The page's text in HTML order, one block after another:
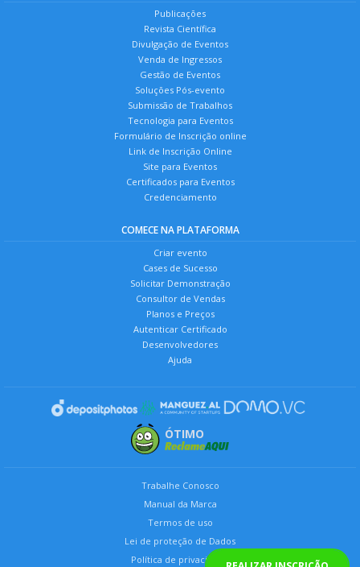
Publicações
Revista Científica
Divulgação de Eventos
Venda de Ingressos
Gestão de Eventos
Soluções Pós-evento
Submissão de Trabalhos
Tecnologia para Eventos
Formulário de Inscrição online
Link de Inscrição Online
Site para Eventos
Certificados para Eventos
Credenciamento
COMECE NA PLATAFORMA
Criar evento
Cases de Sucesso
Solicitar Demonstração
Consultor de Vendas
Planos e Preços
Autenticar Certificado
Desenvolvedores
Ajuda
ÓTIMO
Trabalhe Conosco
Manual da Marca
Termos de uso
Lei de proteção de Dados
Política de privacidade